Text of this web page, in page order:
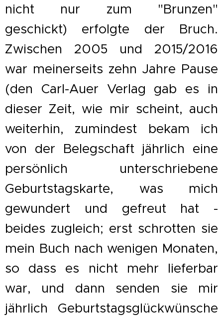
nicht nur zum "Brunzen"
geschickt) erfolgte der Bruch.
Zwischen 2005 und 2015/2016
war meinerseits zehn Jahre Pause
(den Carl-Auer Verlag gab es in
dieser Zeit, wie mir scheint, auch
weiterhin, zumindest bekam ich
von der Belegschaft jährlich eine
persönlich unterschriebene
Geburtstagskarte, was mich
gewundert und gefreut hat -
beides zugleich; erst schrotten sie
mein Buch nach wenigen Monaten,
so dass es nicht mehr lieferbar
war, und dann senden sie mir
jährlich Geburtstagsglückwünsche